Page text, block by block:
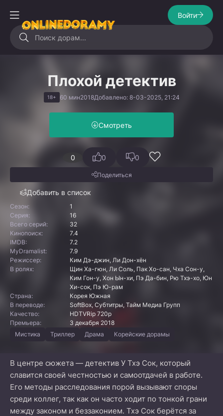
Войти
Плохой детектив
18+ 60 мин2018Добавлено: 8-03-2025, 21:24
Смотреть
0
Добавить в список
0 0
Поделиться
Сезон:
1
Серия:
16
Всего серий:
32
Кинопоиск:
7.4
IMDB:
7.2
MyDramalist:
7.9
Режиссер:
Ким Дэ-джин, Ли Дон-хён
В ролях:
Щин Ха-гюн, Ли Соль, Пак Хо-сан, Чха Сон-у,
Ким Гон-у, Хон Ын-хи, Пэ Да-бин, Рю Тхэ-хо, Юн
Хи-сок, Пэ Ю-рам
Страна:
Корея Южная
В переводе:
SoftBox, Субтитры, Тайм Медиа Групп
Качество:
HDTVRip 720p
Премьера:
3 декабря 2018
Мистика
Триллер Драма Корейские дорамы
В центре сюжета — детектив У Тхэ Сок, который
славится своей честностью и самоотдачей в работе.
Его методы расследования порой вызывают споры
среди коллег, так как он часто ходит по тонкой грани
между законом и беззаконием. Тхэ Сок берётся за